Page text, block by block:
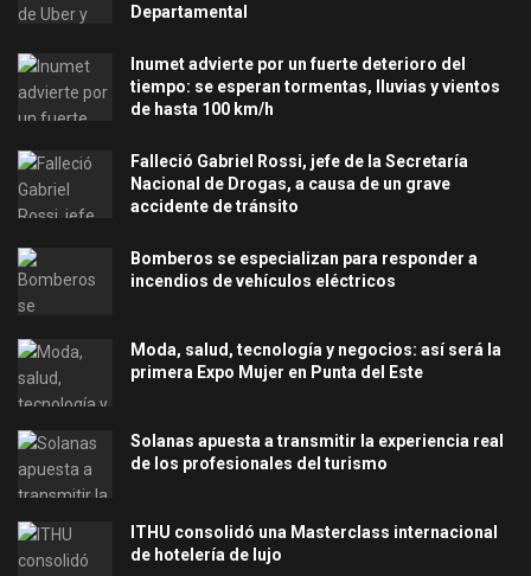
Departamental
Inumet advierte por un fuerte deterioro del
tiempo: se esperan tormentas, lluvias y vientos
de hasta 100 km/h
Falleció Gabriel Rossi, jefe de la Secretaría
Nacional de Drogas, a causa de un grave
accidente de tránsito
Bomberos se especializan para responder a
incendios de vehículos eléctricos
Moda, salud, tecnología y negocios: así será la
primera Expo Mujer en Punta del Este
Solanas apuesta a transmitir la experiencia real
de los profesionales del turismo
ITHU consolidó una Masterclass internacional
de hotelería de lujo